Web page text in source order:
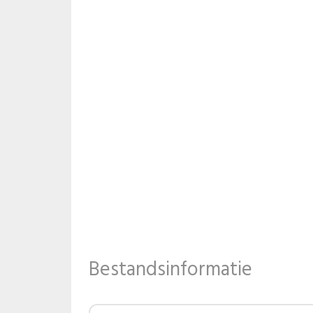
Bestandsinformatie